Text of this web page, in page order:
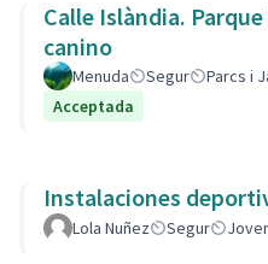
Calle Islàndia.
canino
Menuda Segur Parcs i
Acceptada
Instalaciones
Lola Nuñez Segur